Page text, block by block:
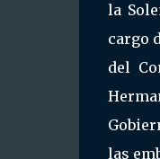
la
cargo
del
las